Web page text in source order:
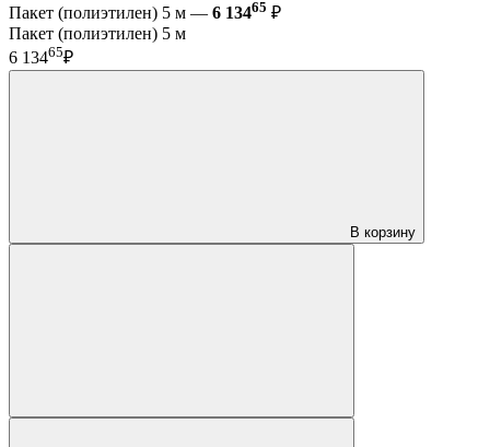
Пакет (полиэтилен) 5 м — 6 13465 ₽
Пакет (полиэтилен) 5 м
6 13465₽
В корзину